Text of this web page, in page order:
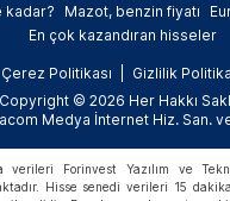
kadar?
Mazot, benzin fiyatı
En çok kazandıran hisseler
Çerez Politikası Gizlilik
Copyright © 2026 Her Hakkı
Medya İnternet Hiz. San.
verileri Forinvest Yazılım ve
Hisse senedi verileri 15